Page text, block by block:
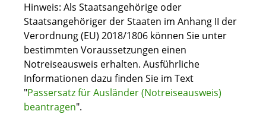
Hinweis: Als Staatsangehörige oder
Staatsangehöriger der Staaten im Anhang II der
Verordnung (EU) 2018/1806 können Sie unter
bestimmten Voraussetzungen einen
Notreiseausweis erhalten. Ausführliche
Informationen dazu finden Sie im Text
"Passersatz für Ausländer (Notreiseausweis)
beantragen".